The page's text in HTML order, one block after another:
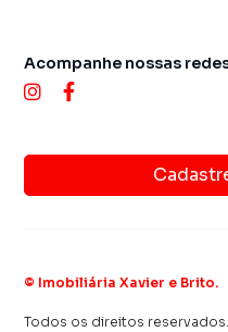
Acompanhe nossas
© Imobiliária Xavier e Brito.
Todos os direitos reservados.